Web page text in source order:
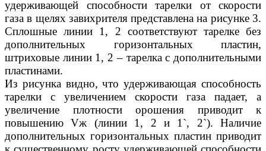
удерживающей способности тарелки от скорости
газа в щелях завихрителя представлена на рисунке 3.
Сплошные линии 1, 2 соответствуют тарелке без
дополнительных горизонтальных пластин,
штриховые линии 1, 2 – тарелка с дополнительными
пластинами.
Из рисунка видно, что удерживающая способность
тарелки с увеличением скорости газа падает, а
увеличение плотности орошения приводит к
повышению Vж (линии 1, 2 и 1`, 2`). Наличие
дополнительных горизонтальных пластин приводит